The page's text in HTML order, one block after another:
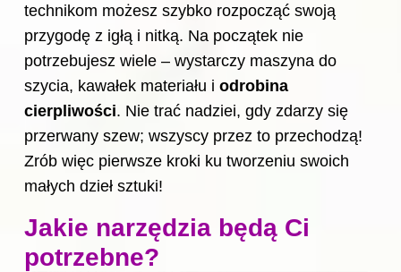
technikom możesz szybko rozpocząć swoją
przygodę z igłą i nitką. Na początek nie
potrzebujesz wiele – wystarczy maszyna do
szycia, kawałek materiału i odrobina
cierpliwości. Nie trać nadziei, gdy zdarzy się
przerwany szew; wszyscy przez to przechodzą!
Zrób więc pierwsze kroki ku tworzeniu swoich
małych dzieł sztuki!
Jakie narzędzia będą Ci
potrzebne?